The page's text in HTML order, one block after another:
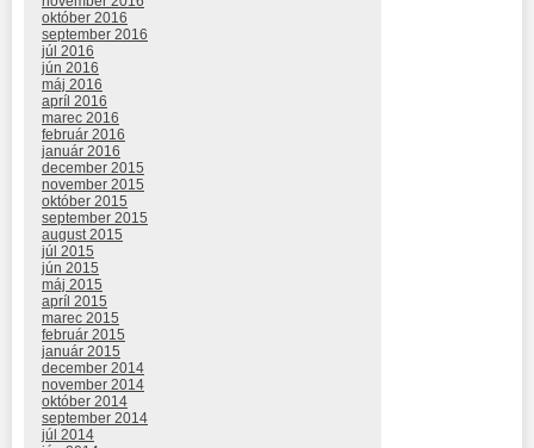
október 2016
september 2016
júl 2016
jún 2016
máj 2016
apríl 2016
marec 2016
február 2016
január 2016
december 2015
november 2015
október 2015
september 2015
august 2015
júl 2015
jún 2015
máj 2015
apríl 2015
marec 2015
február 2015
január 2015
december 2014
november 2014
október 2014
september 2014
júl 2014